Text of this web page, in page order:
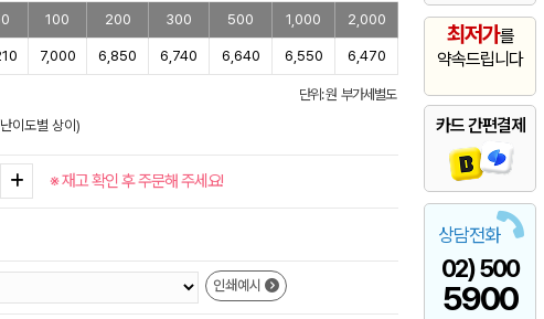
최저가를
약속드립니다
카드 간편결제
상담전화
02) 500
5900
100 200 300 500 1,000 2,000
7,000 6,850 6,740 6,640 6,550 6,470
단위: 원 부가세별도
이도별 상이)
※ 재고 확인 후 주문해 주세요!
인쇄예시